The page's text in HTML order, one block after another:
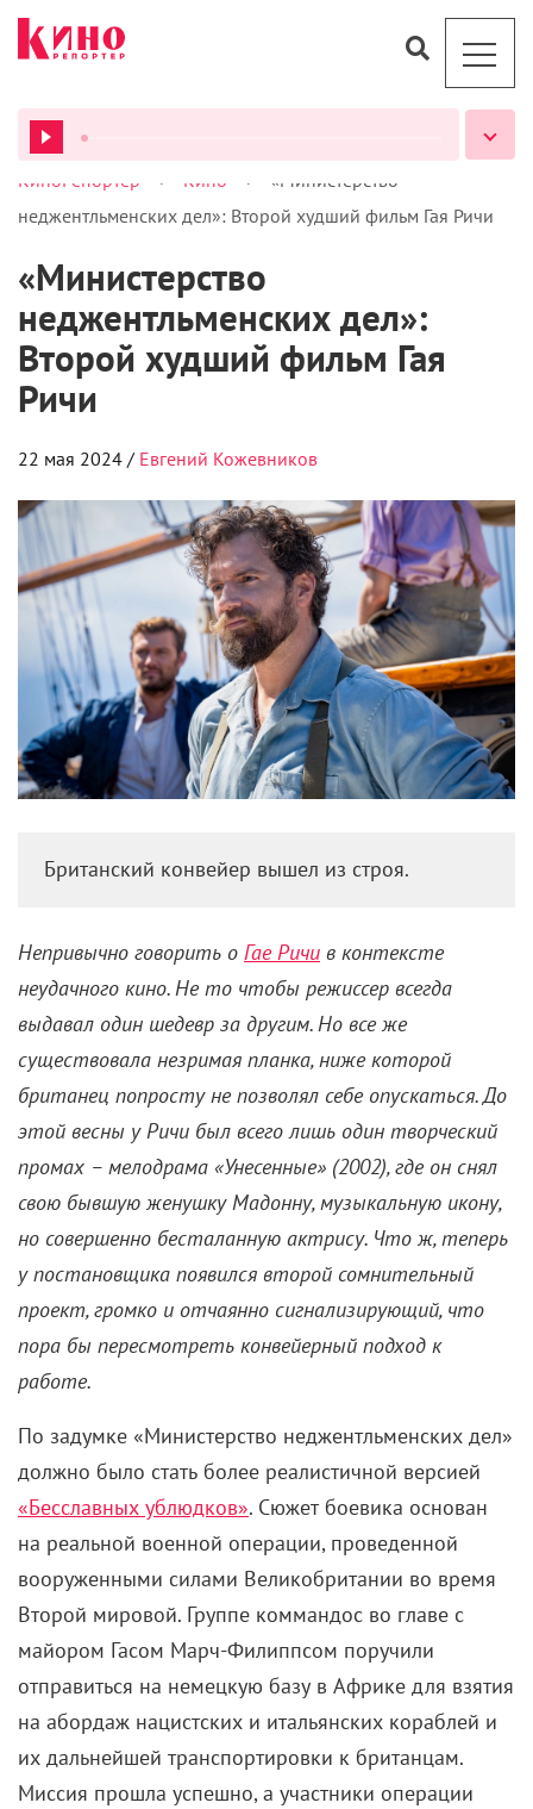
ВСЕ ПОДКАСТЫ
КиноРепортер > Кино >
«Министерство
неджентльменских дел»: Второй худший фильм Гая Ричи
«Министерство
неджентльменских дел»:
Второй худший фильм Гая
Ричи
22 мая 2024 / Евгений Кожевников
Британский конвейер вышел из строя.
Непривычно говорить о Гае Ричи в контексте
неудачного кино. Не то чтобы режиссер всегда
выдавал один шедевр за другим. Но все же
существовала незримая планка, ниже которой
британец попросту не позволял себе опускаться. До
этой весны у Ричи был всего лишь один творческий
промах – мелодрама «Унесенные» (2002), где он снял
свою бывшую женушку Мадонну, музыкальную икону,
но совершенно бесталанную актрису. Что ж, теперь
у постановщика появился второй сомнительный
проект, громко и отчаянно сигнализирующий, что
пора бы пересмотреть конвейерный подход к
работе.
По задумке «Министерство неджентльменских дел»
должно было стать более реалистичной версией
«Бесславных ублюдков». Сюжет боевика основан
на реальной военной операции, проведенной
вооруженными силами Великобритании во время
Второй мировой. Группе коммандос во главе с
майором Гасом Марч-Филиппсом поручили
отправиться на немецкую базу в Африке для взятия
на абордаж нацистских и итальянских кораблей и
их дальнейшей транспортировки к британцам.
Миссия прошла успешно, а участники операции